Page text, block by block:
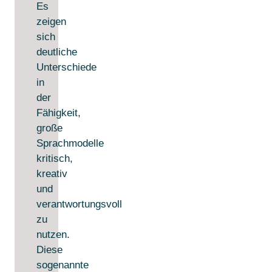
Es
zeigen
sich
deutliche
Unterschiede
in
der
Fähigkeit,
große
Sprachmodelle
kritisch,
kreativ
und
verantwortungsvoll
zu
nutzen.
Diese
sogenannte